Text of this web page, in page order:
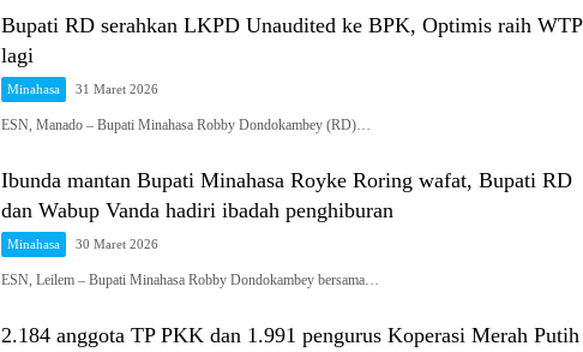
Bupati RD serahkan LKPD Unaudited ke BPK, Optimis raih WTP
lagi
Minahasa 31 Maret 2026
ESN, Manado – Bupati Minahasa Robby Dondokambey (RD)…
Ibunda mantan Bupati Minahasa Royke Roring wafat, Bupati RD
dan Wabup Vanda hadiri ibadah penghiburan
Minahasa 30 Maret 2026
ESN, Leilem – Bupati Minahasa Robby Dondokambey bersama…
2.184 anggota TP PKK dan 1.991 pengurus Koperasi Merah Putih